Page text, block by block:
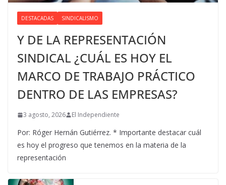
DESTACADAS SINDICALISMO
Y DE LA REPRESENTACIÓN
SINDICAL ¿CUÁL ES HOY EL
MARCO DE TRABAJO PRÁCTICO
DENTRO DE LAS EMPRESAS?
3 agosto, 2026 El Independiente
Por: Róger Hernán Gutiérrez. * Importante destacar cuál
es hoy el progreso que tenemos en la materia de la
representación